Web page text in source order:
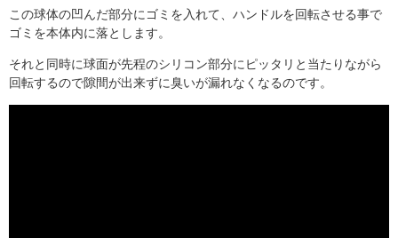
この球体の凹んだ部分にゴミを入れて、ハンドルを回転させる事で
ゴミを本体内に落とします。
それと同時に球面が先程のシリコン部分にピッタリと当たりながら
回転するので隙間が出来ずに臭いが漏れなくなるのです。